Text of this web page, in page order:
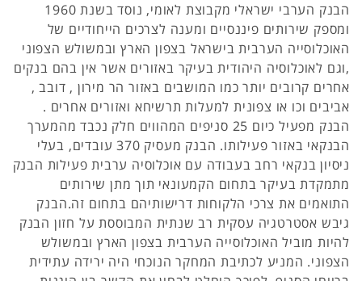
הבנק הערבי ישראלי מקבוצת לאומי, נוסד בשנת 1960
ומספק שירותים פיננסיים ומענה לצרכים הייחודיים של
האוכלוסייה הערבית בישראל בצפון הארץ ובמשולש הצפוני
,וגם לאוכלוסיה היהודית בעיקר באזורים אשר אין בהם בנקים
אחרים קרובים יותר כמו המושבים באזור הר מירון , דובב ,
אביבים וכו או צפונית למעלות תרשיחא ואזורים אחרים .
הבנק מפעיל כיום 25 סניפים המהווים חלק נכבד מהמערך
הבנקאי באזור פעילותו. הבנק מעסיק 370 עובדים, בעלי
ניסיון בנקאי רחב בעבודה עם אוכלוסיה ערבית פעילות הבנק
מתמקדת בעיקר בתחום הקמעונאי תוך מתן שירותים
התואמים את צרכי הלקוחות דרישותיהם בתחום זה.הבנק
גיבש אסטרטגיה עסקית רב שנתית המבוססת על חזון הבנק
להיות מוביל האוכלוסייה הערבית בצפון הארץ ובמשולש
הצפוני. המניע לכתיבת המחקר הנוכחי היה ירידה עתידית